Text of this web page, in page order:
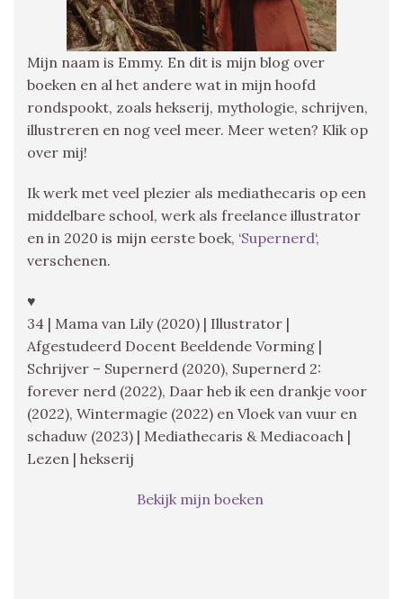
Mijn naam is Emmy. En dit is mijn blog over
boeken en al het andere wat in mijn hoofd
rondspookt, zoals hekserij, mythologie, schrijven,
illustreren en nog veel meer. Meer weten? Klik op
over mij!
Ik werk met veel plezier als mediathecaris op een
middelbare school, werk als freelance illustrator
en in 2020 is mijn eerste boek, ‘Supernerd‘,
verschenen.
♥
34 | Mama van Lily (2020) | Illustrator |
Afgestudeerd Docent Beeldende Vorming |
Schrijver – Supernerd (2020), Supernerd 2:
forever nerd (2022), Daar heb ik een drankje voor
(2022), Wintermagie (2022) en Vloek van vuur en
schaduw (2023) | Mediathecaris & Mediacoach |
Lezen | hekserij
Bekijk mijn boeken